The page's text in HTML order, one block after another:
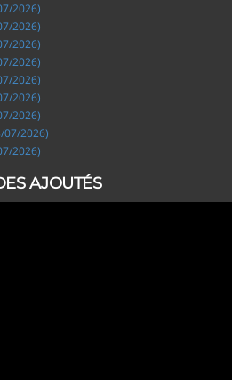
2026)
2026)
2026)
2026)
2026)
2026)
2026)
07/2026)
2026)
AJOUTÉS